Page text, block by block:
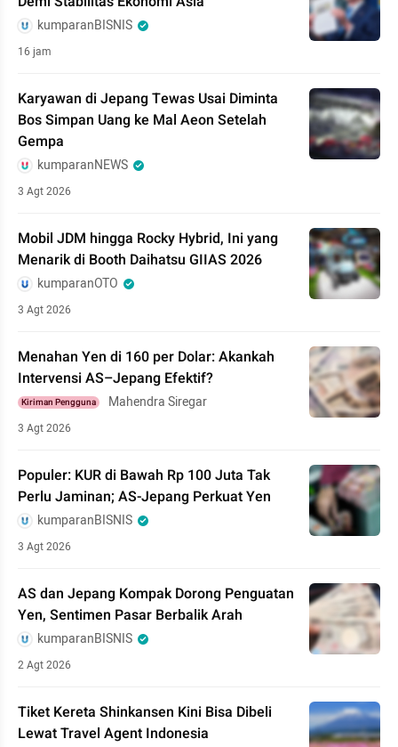
kumparanBISNIS
16 jam
Karyawan di Jepang Tewas Usai Diminta
Bos Simpan Uang ke Mal Aeon Setelah
Gempa
kumparanNEWS
3 Agt 2026
Mobil JDM hingga Rocky Hybrid, Ini yang
Menarik di Booth Daihatsu GIIAS 2026
kumparanOTO
3 Agt 2026
Menahan Yen di 160 per Dolar: Akankah
Intervensi AS–Jepang Efektif?
Kiriman Pengguna Mahendra Siregar
3 Agt 2026
Populer: KUR di Bawah Rp 100 Juta Tak
Perlu Jaminan; AS-Jepang Perkuat Yen
kumparanBISNIS
3 Agt 2026
AS dan Jepang Kompak Dorong Penguatan
Yen, Sentimen Pasar Berbalik Arah
kumparanBISNIS
2 Agt 2026
Tiket Kereta Shinkansen Kini Bisa Dibeli
Lewat Travel Agent Indonesia